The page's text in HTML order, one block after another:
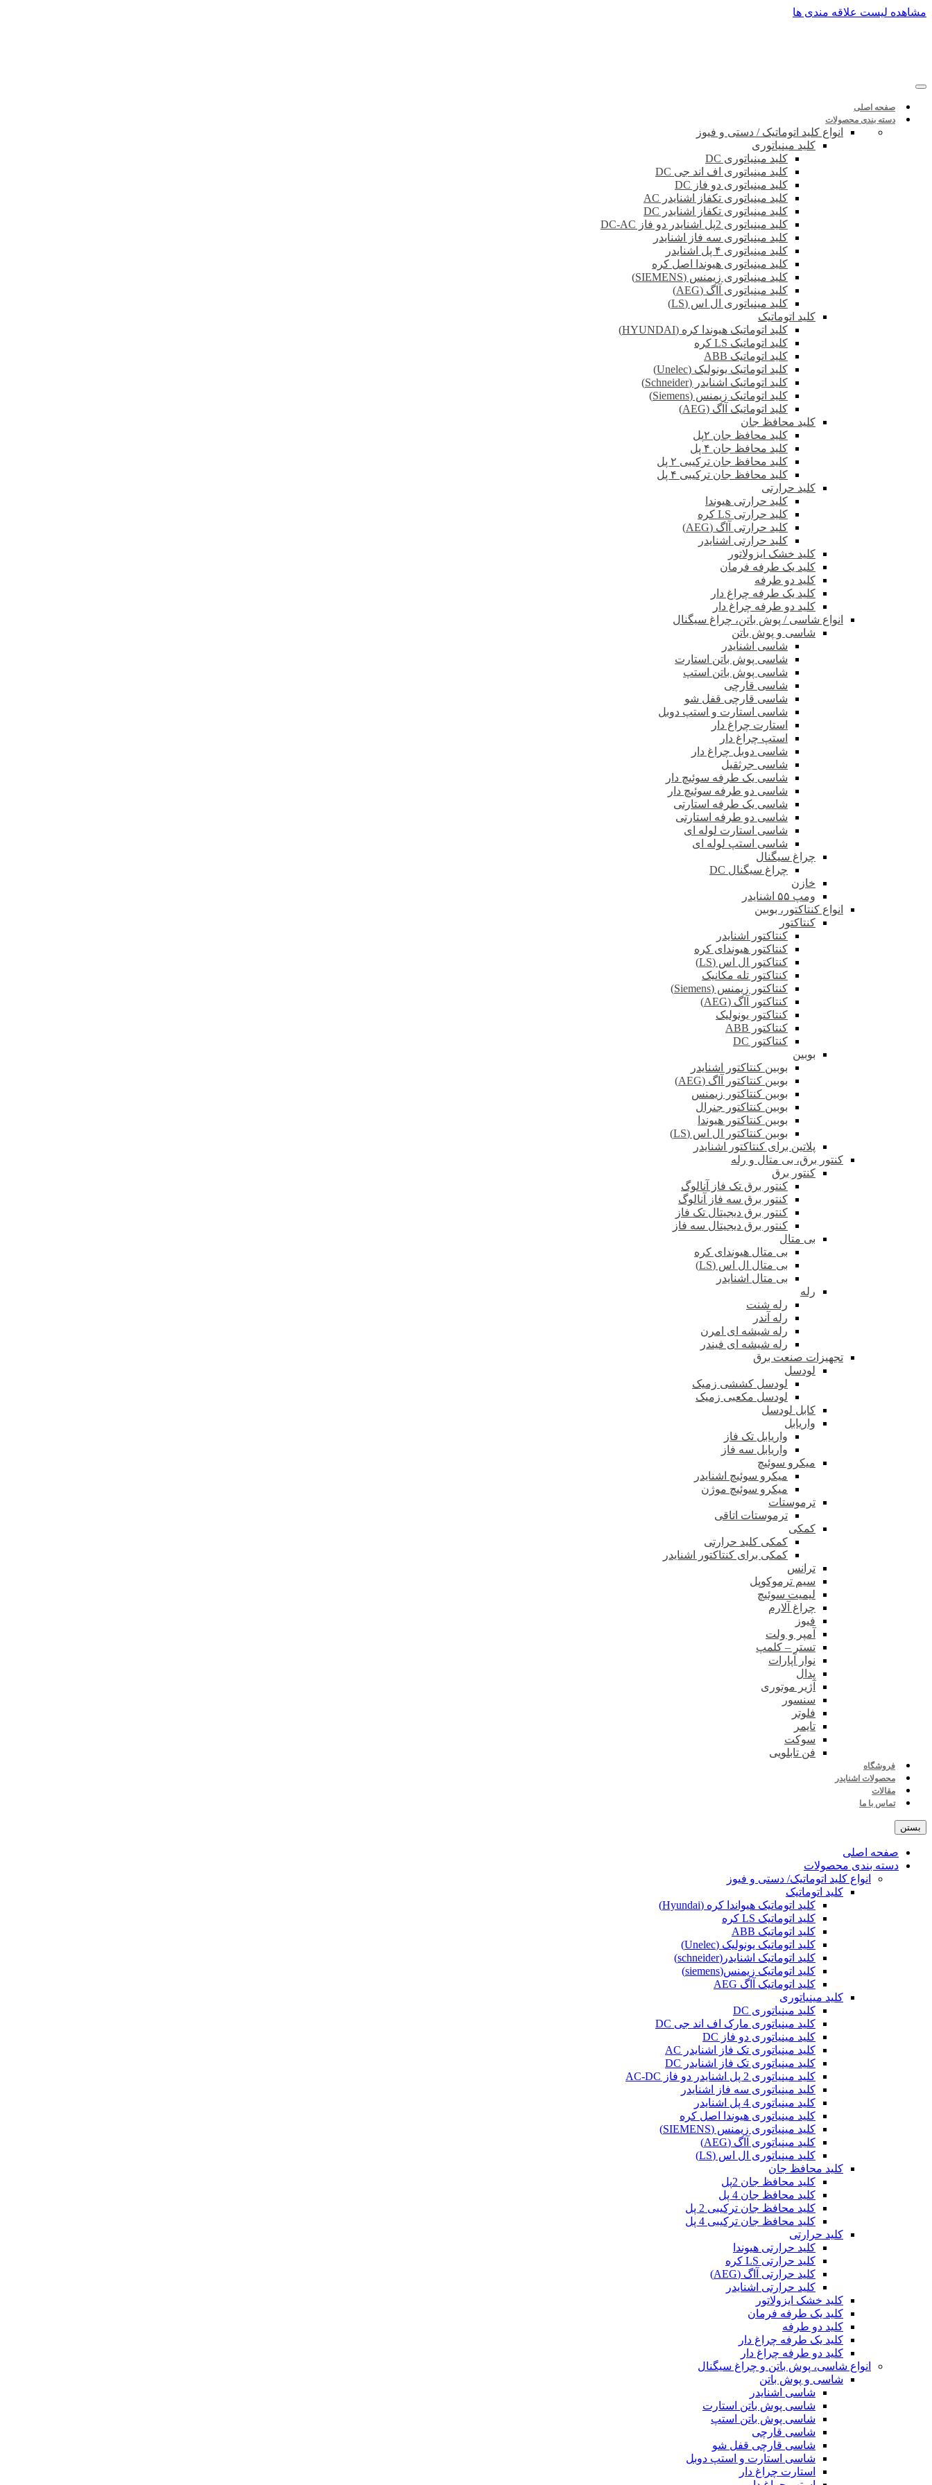
پرش
مشاهده لیست علاقه مندی ها
صفحه اصلی
دسته بندی محصولات
انواع کلید اتوماتیک / دستی و فیوز
کلید مینیاتوری
کلید مینیاتوری DC
کلید مینیاتوری اف اند جی DC
کلید مینیاتوری دو فاز DC
کلید مینیاتوری تکفاز اشنایدر AC
کلید مینیاتوری تکفاز اشنایدر DC
کلید مینیاتوری 2پل اشنایدر دو فاز DC-AC
کلید مینیاتوری سه فاز اشنایدر
کلید مینیاتوری ۴ پل اشنایدر
کلید مینیاتوری هیوندا اصل کره
کلید مینیاتوری زیمنس (SIEMENS)
کلید مینیاتوری آاگ (AEG)
کلید مینیاتوری ال اس (LS)
کلید اتوماتیک
کلید اتوماتیک هیوندا کره (HYUNDAI)
کلید اتوماتیک LS کره
کلید اتوماتیک ABB
کلید اتوماتیک یونولیک (Unelec)
کلید اتوماتیک اشنایدر (Schneider)
کلید اتوماتیک زیمنس (Siemens)
کلید اتوماتیک آاگ (AEG)
کلید محافظ جان
کلید محافظ جان ۲پل
کلید محافظ جان ۴ پل
کلید محافظ جان ترکیبی ۲ پل
کلید محافظ جان ترکیبی ۴ پل
کلید حرارتی
کلید حرارتی هیوندا
کلید حرارتی LS کره
کلید حرارتی آاگ (AEG)
کلید حرارتی اشنایدر
کلید خشک ایزولاتور
کلید یک طرفه فرمان
کلید دو طرفه
کلید یک طرفه چراغ دار
کلید دو طرفه چراغ دار
انواع شاسی / پوش باتن، چراغ سیگنال
شاسی و پوش باتن
شاسی اشنایدر
شاسی پوش باتن استارت
شاسی پوش باتن استپ
شاسی قارچی
شاسی قارچی قفل شو
شاسی استارت و استپ دوبل
استارت چراغ دار
استپ چراغ دار
شاسی دوبل چراغ دار
شاسی جرثقیل
شاسی یک طرفه سوئیچ دار
شاسی دو طرفه سوئیچ دار
شاسی یک طرفه استارتی
شاسی دو طرفه استارتی
شاسی استارت لوله ای
شاسی استپ لوله ای
چراغ سیگنال
چراغ سیگنال DC
خازن
ومپ ۵۵ اشنایدر
انواع کنتاکتور، بوبین
کنتاکتور
کنتاکتور اشنایدر
کنتاکتور هیوندای کره
کنتاکتور ال اس (LS)
کنتاکتور تله مکانیک
کنتاکتور زیمنس (Siemens)
کنتاکتور آاگ (AEG)
کنتاکتور یونولیک
کنتاکتور ABB
کنتاکتور DC
بوبین
بوبین کنتاکتور اشنایدر
بوبین کنتاکتور آاگ (AEG)
بوبین کنتاکتور زیمنس
بوبین کنتاکتور جنرال
بوبین کنتاکتور هیوندا
بوبین کنتاکتور ال اس (LS)
پلاتین برای کنتاکتور اشنایدر
کنتور برق، بی متال و رله
کنتور برق
کنتور برق تک فاز آنالوگ
کنتور برق سه فاز آنالوگ
کنتور برق دیجیتال تک فاز
کنتور برق دیجیتال سه فاز
بی متال
بی متال هیوندای کره
بی متال ال اس (LS)
بی متال اشنایدر
رله
رله شنت
رله آندر
رله شیشه ای امرن
رله شیشه ای فیندر
تجهیزات صنعت برق
لودسل
لودسل کششی زمیک
لودسل مکعبی زمیک
کابل لودسل
واریابل
واریابل تک فاز
واریابل سه فاز
میکرو سوئیچ
میکرو سوئیچ اشنایدر
میکرو سوئیچ موژن
ترموستات
ترموستات اتاقی
کمکی
کمکی کلید حرارتی
کمکی برای کنتاکتور اشنایدر
ترانس
سیم ترموکوپل
لیمیت سوئیچ
چراغ آلارم
فیوز
آمپر و ولت
تستر – کلمپ
نوار آپارات
پدال
آژیر موتوری
سنسور
فلوتر
تایمر
سوکت
فن تابلویی
فروشگاه
محصولات اشنایدر
مقالات
تماس با ما
بستن
صفحه اصلی
دسته بندی محصولات
انواع کلید اتوماتیک/ دستی و فیوز
کلید اتوماتیک
کلید اتوماتیک هیواندا کره (Hyundai)
کلید اتوماتیک LS کره
کلید اتوماتیک ABB
کلید اتوماتیک یونولیک (Unelec)
کلید اتوماتیک اشنایدر(schneider)
کلید اتوماتیک زیمنس(siemens)
کلید اتوماتیک آاگ AEG
کلید مینیاتوری
کلید مینیاتوری DC
کلید مینیاتوری مارک اف اند جی DC
کلید مینیاتوری دو فاز DC
کلید مینیاتوری تک فاز اشنایدر AC
کلید مینیاتوری تک فاز اشنایدر DC
کلید مینیاتوری 2 پل اشنایدر دو فاز AC-DC
کلید مینیاتوری سه فاز اشنایدر
کلید مینیاتوری 4 پل اشنایدر
کلید مینیاتوری هیوندا اصل کره
کلید مینیاتوری زیمنس (SIEMENS)
کلید مینیاتوری آاگ (AEG)
کلید مینیاتوری ال اس (LS)
کلید محافظ جان
کلید محافظ جان 2پل
کلید محافظ جان 4 پل
کلید محافظ جان ترکیبی 2 پل
کلید محافظ جان ترکیبی 4 پل
کلید حرارتی
کلید حرارتی هیوندا
کلید حرارتی LS کره
کلید حرارتی آاگ (AEG)
کلید حرارتی اشنایدر
کلید خشک ایزولاتور
کلید یک طرفه فرمان
کلید دو طرفه
کلید یک طرفه چراغ دار
کلید دو طرفه چراغ دار
انواع شاسی، پوش باتن و چراغ سیگنال
شاسی و پوش باتن
شاسی اشنایدر
شاسی پوش باتن استارت
شاسی پوش باتن استپ
شاسی قارچی
شاسی قارچی قفل شو
شاسی استارت و استپ دوبل
استارت چراغ دار